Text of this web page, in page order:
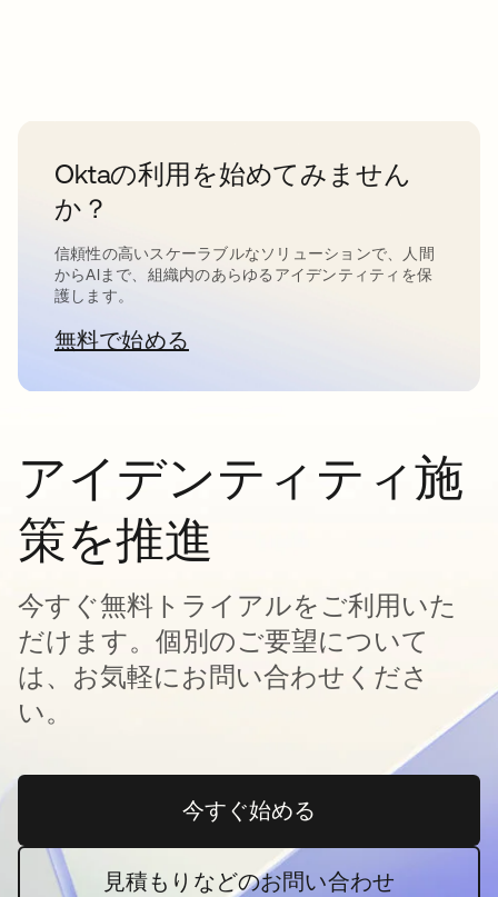
Oktaの利用を始めてみません
か？
信頼性の高いスケーラブルなソリューションで、人間
からAIまで、組織内のあらゆるアイデンティティを保
護します。
無料で始める新しいタブで開く
アイデンティティ施
策を推進
今すぐ無料トライアルをご利用いた
だけます。個別のご要望について
は、お気軽にお問い合わせくださ
い。
今すぐ始める新しいタブで開く
見積もりなどのお問い合わせ